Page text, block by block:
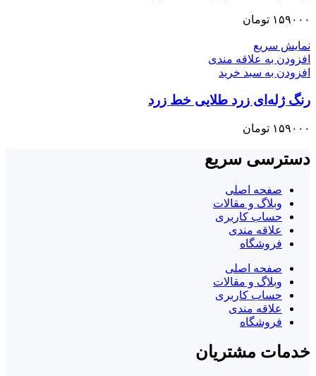
۱۵۹۰۰۰ تومان
نمایش سریع
افزودن به علاقه مندی
افزودن به سبد خرید
رنگ ژله‌ای زرد طلایی خط زرد
۱۵۹۰۰۰ تومان
دسترسی سریع
صفحه اصلی
وبلاگ و مقالات
حساب کاربری
علاقه مندی
فروشگاه
صفحه اصلی
وبلاگ و مقالات
حساب کاربری
علاقه مندی
فروشگاه
خدمات مشتریان